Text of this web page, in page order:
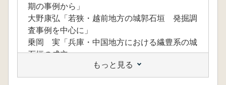
期の事例から」
大野康弘「若狭・越前地方の城郭石垣 発掘調
査事例を中心に」
乗岡 実「兵庫・中国地方における繊豊系の城
石垣の成立」
松井 一明 「織豊期城郭研究会2015年度小牧
もっと見る